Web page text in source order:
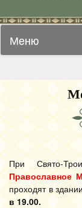
Меню
При Свято-
Православное
проходят в
в 19.00.